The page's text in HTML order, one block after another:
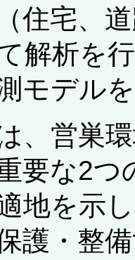
住宅、
解析を
モデル
、営巣
要な2つ
地を示
護・整